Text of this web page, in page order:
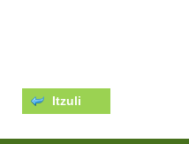
Itzuli